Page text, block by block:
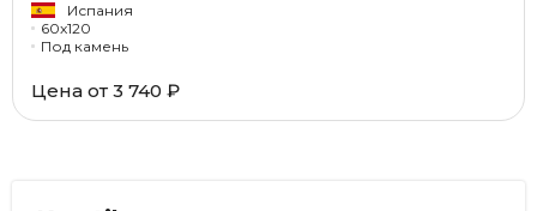
Испания
60x120
Под камень
Цена от 3 740 ₽